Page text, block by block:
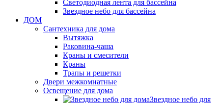
Светодиодная лента для бассейна
Звездное небо для бассейна
ДОМ
Сантехника для дома
Вытяжка
Раковина-чаша
Краны и смесители
Краны
Трапы и решетки
Двери межкомнатные
Освещение для дома
Звездное небо для